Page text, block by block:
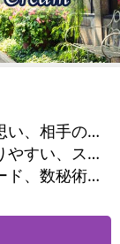
恋愛成就、出会い・片思い、相手の気持ち、相性、結婚、二人の今後、複雑な恋愛、浮気、不倫、復縁、離婚、同性愛・LGBT、人間関係、対人関係、仕事運、人生全般、目標、ビジネスチャンス、家庭問題、夫婦問題、親族問題、心の問題、人生相談
はっきり言う、わかりやすい、スピード鑑定、具体的、友達のように相談できる、聞き上手、とても話しやすい、じっくり聞いてくれる、愛にあふれ温かい、勇気をくれる、前向き・元気になれる
タロット、オラクルカード、数秘術、易学、ルーン、サイコロ、カウンセリング、オリジナル占術、ルノルマンカード